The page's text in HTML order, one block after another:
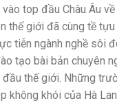
top đầu Châu Âu
thế giới đã cùng tề
tiễn ngành nghề sôi
tạo bài bản chuyên
thế giới. Những
không khói của Hà